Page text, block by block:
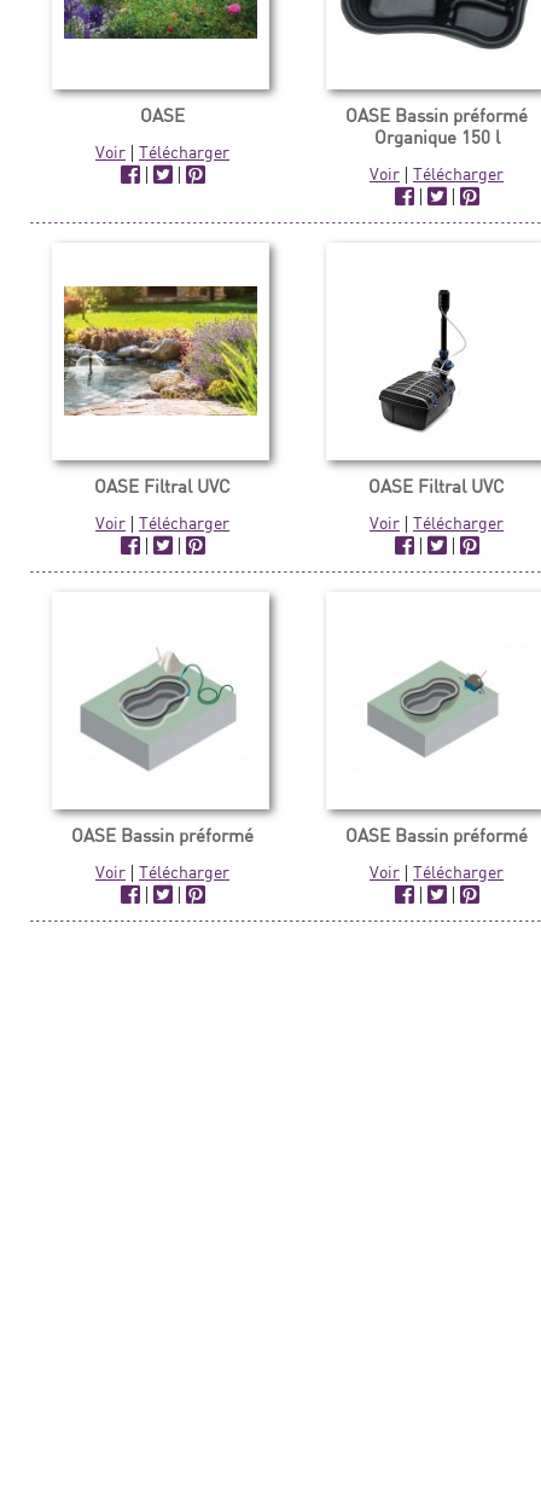
OASE
Voir |Télécharger
|
|
OASE Bassin préformé
Organique 150 l
Voir |Télécharger
|
|
OASE Filtral UVC
Voir |Télécharger
|
|
OASE Filtral UVC
Voir |Télécharger
|
|
OASE Bassin préformé
Voir |Télécharger
|
|
OASE Bassin préformé
Voir |Télécharger
|
|